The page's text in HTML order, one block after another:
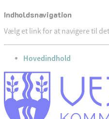
Indholdsnavigation
Vælg et link for at navigere til
gå til
Hovedindhold